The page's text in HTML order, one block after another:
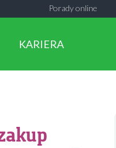
Porady online
KARIERA